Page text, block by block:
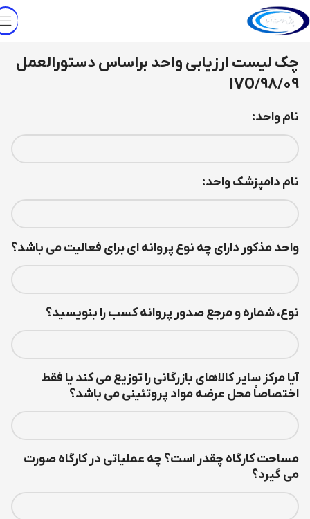
چک لیست ارزیابی واحد براساس دستورالعمل
98/09/IVO
نام واحد:
نام دامپزشک واحد:
واحد مذکور دارای چه نوع پروانه ای برای فعالیت می باشد؟
نوع، شماره و مرجع صدور پروانه کسب را بنویسید؟
آیا مرکز سایر کالاهای بازرگانی را توزیع می کند یا فقط
اختصاصاً محل عرضه مواد پروتئینی می باشد؟
مساحت کارگاه چقدر است؟ چه عملیاتی در کارگاه صورت
می گیرد؟